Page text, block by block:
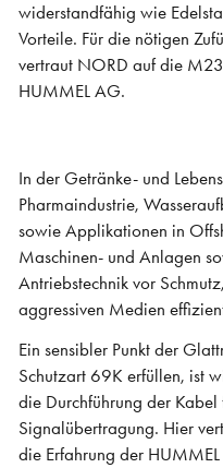
widerstandfähig wie
Vorteile. Für die nötigen
vertraut NORD auf die
HUMMEL AG.
In der Getränke- und
Pharmaindustrie,
sowie Applikationen in
Maschinen- und Anlagen
Antriebstechnik vor
aggressiven Medien
Ein sensibler Punkt der
Schutzart 69K erfüllen, ist
die Durchführung der
Signalübertragung. Hier
die Erfahrung der